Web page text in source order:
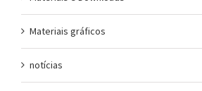
Materiais gráficos
notícias